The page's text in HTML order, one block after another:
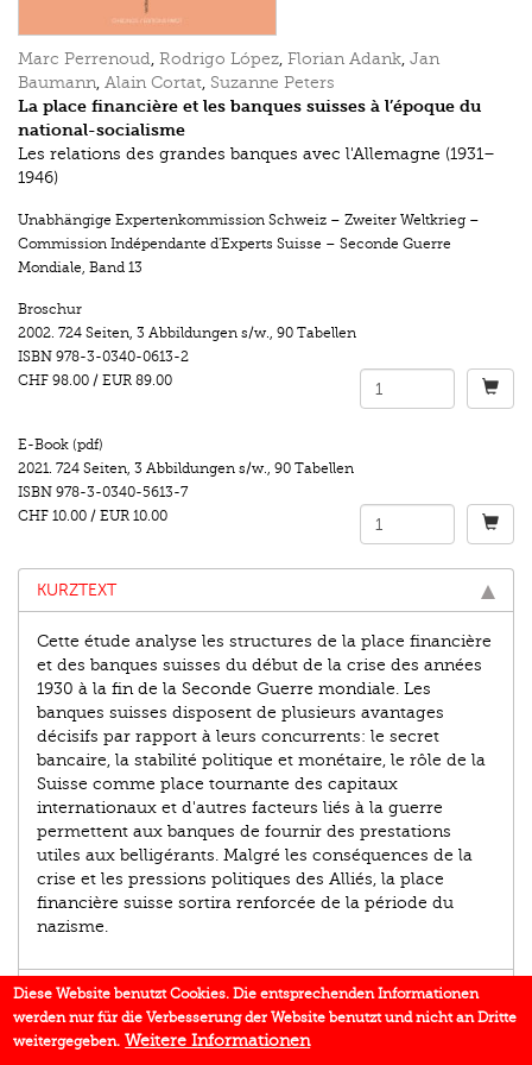
Marc Perrenoud, Rodrigo López, Florian Adank, Jan
Baumann, Alain Cortat, Suzanne Peters
La place financière et les banques suisses à l’époque du
national-socialisme
Les relations des grandes banques avec l'Allemagne (1931–
1946)
Unabhängige Expertenkommission Schweiz – Zweiter Weltkrieg –
Commission Indépendante d'Experts Suisse – Seconde Guerre
Mondiale, Band 13
Broschur
2002. 724 Seiten, 3 Abbildungen s/w., 90 Tabellen
ISBN 978-3-0340-0613-2
CHF 98.00 / EUR 89.00
E-Book (pdf)
2021. 724 Seiten, 3 Abbildungen s/w., 90 Tabellen
ISBN 978-3-0340-5613-7
CHF 10.00 / EUR 10.00
KURZTEXT
Cette étude analyse les structures de la place financière
et des banques suisses du début de la crise des années
1930 à la fin de la Seconde Guerre mondiale. Les
banques suisses disposent de plusieurs avantages
décisifs par rapport à leurs concurrents: le secret
bancaire, la stabilité politique et monétaire, le rôle de la
Suisse comme place tournante des capitaux
internationaux et d'autres facteurs liés à la guerre
permettent aux banques de fournir des prestations
utiles aux belligérants. Malgré les conséquences de la
crise et les pressions politiques des Alliés, la place
financière suisse sortira renforcée de la période du
nazisme.
AUTOR/IN
EINBLICK
Diese Website benutzt Cookies. Die entsprechenden Informationen
werden nur für die Verbesserung der Website benutzt und nicht an Dritte
weitergegeben. Weitere Informationen